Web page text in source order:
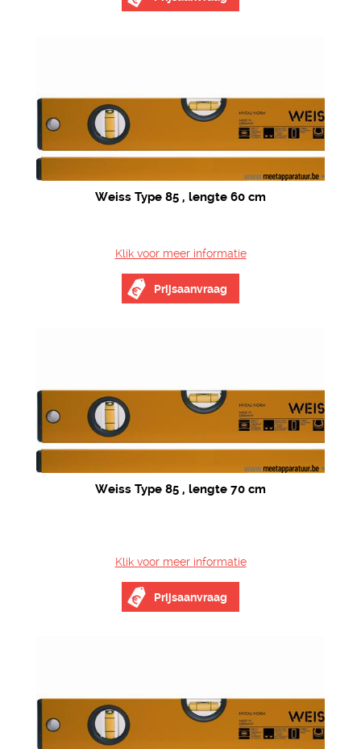
Weiss Type 85 , lengte 60 cm
Klik voor meer informatie
Prijsaanvraag
Weiss Type 85 , lengte 70 cm
Klik voor meer informatie
Prijsaanvraag